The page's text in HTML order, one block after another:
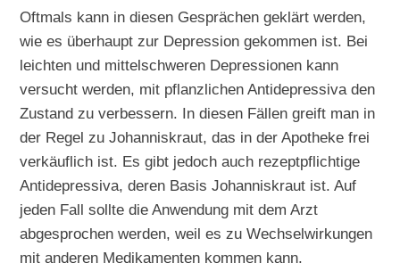
Oftmals kann in diesen Gesprächen geklärt werden,
wie es überhaupt zur Depression gekommen ist. Bei
leichten und mittelschweren Depressionen kann
versucht werden, mit pflanzlichen Antidepressiva den
Zustand zu verbessern. In diesen Fällen greift man in
der Regel zu Johanniskraut, das in der Apotheke frei
verkäuflich ist. Es gibt jedoch auch rezeptpflichtige
Antidepressiva, deren Basis Johanniskraut ist. Auf
jeden Fall sollte die Anwendung mit dem Arzt
abgesprochen werden, weil es zu Wechselwirkungen
mit anderen Medikamenten kommen kann.